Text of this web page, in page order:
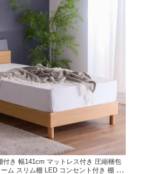
付き 幅141cm マットレス付き 圧縮梱包
ム スリム棚 LED コンセント付き 棚 ス